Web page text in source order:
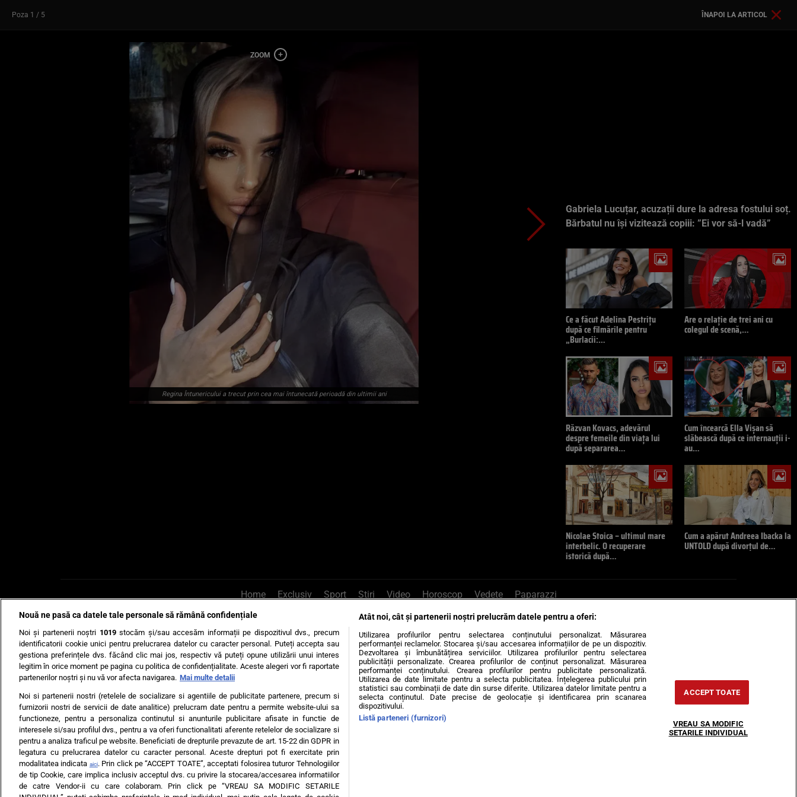
Poza 1 / 5 ÎNAPOI LA ARTICOL
Regina Întunericului a trecut prin cea mai întunecată perioadă din ultimii ani
Gabriela Lucuțar, acuzații dure la adresa fostului soț.
Bărbatul nu își vizitează copiii: ”Ei vor să-l vadă”
Ce a făcut Adelina Pestrițu
după ce filmările pentru
„Burlacii:…
Are o relație de trei ani cu
colegul de scenă,…
Răzvan Kovacs, adevărul
despre femeile din viața lui
după separarea…
Cum încearcă Ella Vișan să
slăbească după ce internauții i-
au…
Nicolae Stoica – ultimul mare
interbelic. O recuperare
istorică după…
Cum a apărut Andreea Ibacka la
UNTOLD după divorțul de…
Home Exclusiv Sport Știri Video Horoscop Vedete Paparazzi
AI UN PONT? Scrie-ne pe Whatsapp, sună la 0741226226 sau trimite mail la pont@cancan.ro
Știri interne Știri externe Politică
Ultimele stiri Diete Insula Iubirii Dictionar de vise LIFE STYLE Horoscop
Echipa editorială Termeni si condiții Politica de confidențialitate
Nouă ne pasă ca datele tale personale să rămână confidențiale
Noi și partenerii noștri 1019stocăm și/sau accesăm informații pe dispozitivul dvs., precum
identificatorii cookie unici pentru prelucrarea datelor cu caracter personal. Puteți accepta sau
gestiona preferințele dvs. făcând clic mai jos, respectiv vă puteți opune utilizării unui interes
legitim în orice moment pe pagina cu politica de confidențialitate. Aceste alegeri vor fi raportate
partenerilor noștri și nu vă vor afecta navigarea. Mai multe detalii
Noi si partenerii nostri (retelele de socializare si agentiile de publicitate partenere, precum si
furnizorii nostri de servicii de date analitice) prelucram date pentru a permite website-ului sa
functioneze, pentru a personaliza continutul si anunturile publicitare afisate in functie de
interesele si/sau profilul dvs., pentru a va oferi functionalitati aferente retelelor de socializare si
pentru a analiza traficul pe website. Beneficiati de drepturile prevazute de art. 15-22 din GDPR in
legatura cu prelucrarea datelor cu caracter personal. Aceste drepturi pot fi exercitate prin
modalitatea indicata aici. Prin click pe “ACCEPT TOATE”, acceptati folosirea tuturor Tehnologiilor
de tip Cookie, care implica inclusiv acceptul dvs. cu privire la stocarea/accesarea informatiilor
de catre Vendor-ii cu care colaboram. Prin click pe “VREAU SA MODIFIC SETARILE
Atât noi, cât și partenerii noștri prelucrăm datele pentru a oferi:
Utilizarea profilurilor pentru selectarea conținutului personalizat. Măsurarea
performanței reclamelor. Stocarea și/sau accesarea informațiilor de pe un dispozitiv.
Dezvoltarea și îmbunătățirea serviciilor. Utilizarea profilurilor pentru selectarea
publicității personalizate. Crearea profilurilor de conținut personalizat. Măsurarea
performanței conținutului. Crearea profilurilor pentru publicitate personalizată.
Utilizarea de date limitate pentru a selecta publicitatea. Înțelegerea publicului prin
statistici sau combinații de date din surse diferite. Utilizarea datelor limitate pentru a
selecta conținutul. Date precise de geolocație și identificarea prin scanarea
dispozitivului.
Listă parteneri (furnizori)
ACCEPT TOATE
VREAU SA MODIFIC
SETARILE INDIVIDUAL